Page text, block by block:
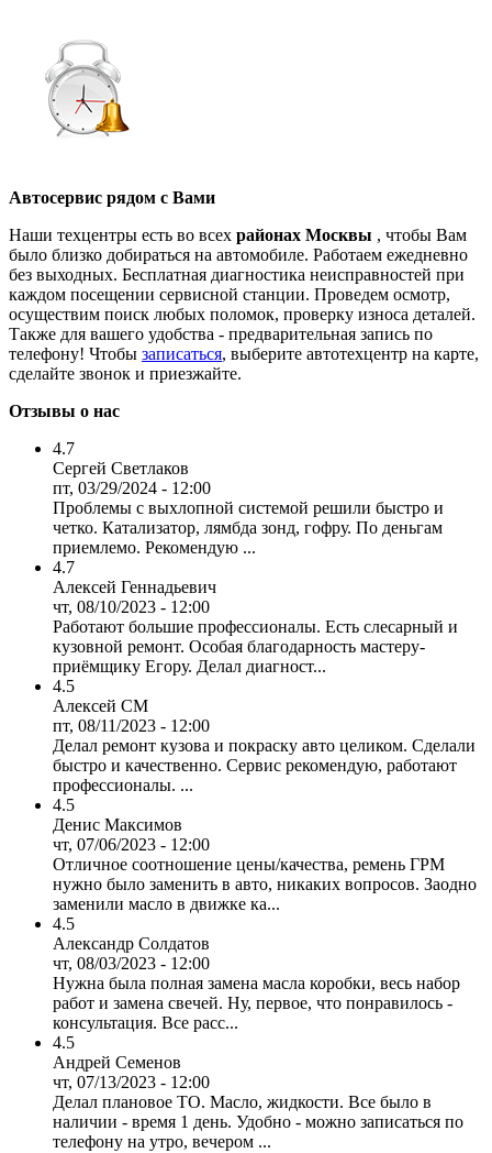
Автосервис рядом с Вами
Наши техцентры есть во всех районах Москвы , чтобы Вам
было близко добираться на автомобиле. Работаем ежедневно
без выходных. Бесплатная диагностика неисправностей при
каждом посещении сервисной станции. Проведем осмотр,
осуществим поиск любых поломок, проверку износа деталей.
Также для вашего удобства - предварительная запись по
телефону! Чтобы записаться, выберите автотехцентр на карте,
сделайте звонок и приезжайте.
Отзывы о нас
4.7
Сергей Светлаков
пт, 03/29/2024 - 12:00
Проблемы с выхлопной системой решили быстро и
четко. Катализатор, лямбда зонд, гофру. По деньгам
приемлемо. Рекомендую ...
4.7
Алексей Геннадьевич
чт, 08/10/2023 - 12:00
Работают большие профессионалы. Есть слесарный и
кузовной ремонт. Особая благодарность мастеру-
приёмщику Егору. Делал диагност...
4.5
Алексей СМ
пт, 08/11/2023 - 12:00
Делал ремонт кузова и покраску авто целиком. Сделали
быстро и качественно. Сервис рекомендую, работают
профессионалы. ...
4.5
Денис Максимов
чт, 07/06/2023 - 12:00
Отличное соотношение цены/качества, ремень ГРМ
нужно было заменить в авто, никаких вопросов. Заодно
заменили масло в движке ка...
4.5
Александр Солдатов
чт, 08/03/2023 - 12:00
Нужна была полная замена масла коробки, весь набор
работ и замена свечей. Ну, первое, что понравилось -
консультация. Все расс...
4.5
Андрей Семенов
чт, 07/13/2023 - 12:00
Делал плановое ТО. Масло, жидкости. Все было в
наличии - время 1 день. Удобно - можно записаться по
телефону на утро, вечером ...